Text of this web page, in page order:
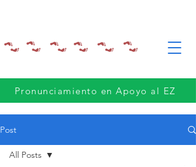
Pronunciamiento en Apoyo al EZ
Post
All Posts